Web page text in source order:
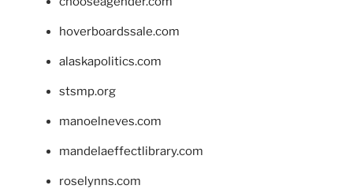
hoverboardssale.com
alaskapolitics.com
stsmp.org
manoelneves.com
mandelaeffectlibrary.com
roselynns.com